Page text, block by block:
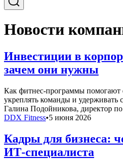
Новости
Инвестиции в
зачем они нужны
Как фитнес-программы помогают
укреплять команды и удерживать
Галина Подойникова, директор
DDX Fitness•5 июня 2026
Кадры для бизнеса:
ИТ-специалиста